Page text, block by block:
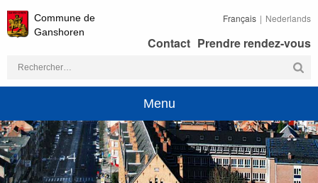
Commune de
Ganshoren
Français Nederlands
Prendre rendez-vous
Contact
Rechercher :
Menu